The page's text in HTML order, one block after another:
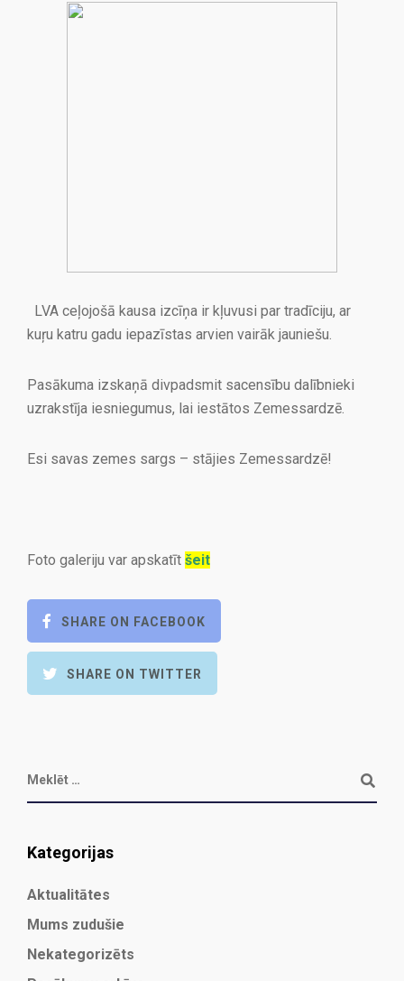
LVA ceļojošā kausa izcīņa ir kļuvusi par tradīciju, ar
kuŗu katru gadu iepazīstas arvien vairāk jauniešu.
Pasākuma izskaņā divpadsmit sacensību dalībnieki
uzrakstīja iesniegumus, lai iestātos Zemessardzē.
Esi savas zemes sargs – stājies Zemessardzē!
Foto galeriju var apskatīt šeit
SHARE ON FACEBOOK
SHARE ON TWITTER
Kategorijas
Aktualitātes
Mums zudušie
Nekategorizēts